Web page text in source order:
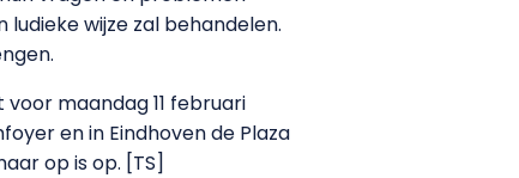
wijze zal behandelen.
maandag 11 februari
en in Eindhoven de Plaza
op is op. [TS]